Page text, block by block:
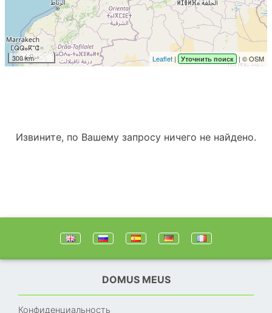
300 km Leaflet | Уточнить поиск | © OSM
Извините, по Вашему запросу ничего не найдено.
DOMUS MEUS
Конфиденциальность